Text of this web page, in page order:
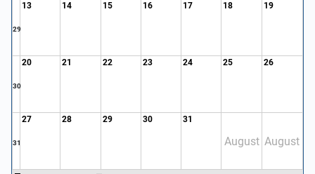
29
13 14 15 16 17 18 19
30
20 21 22 23 24 25 26
31
27 28 29 30 31
August August